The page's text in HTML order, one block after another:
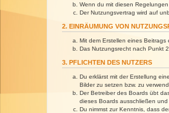
Wenn du mit diesen
Der Nutzungsvertrag wird auf
2. EINRÄUMUNG VON
Mit dem Erstellen eines
Das Nutzungsrecht nach Punkt
3. PFLICHTEN DES NUTZERS
Du erklärst mit der Erstellung
Bilder zu setzen bzw. zu
Der Betreiber des Boards übt
dieses Boards ausschließen und
Du nimmst zur Kenntnis, dass